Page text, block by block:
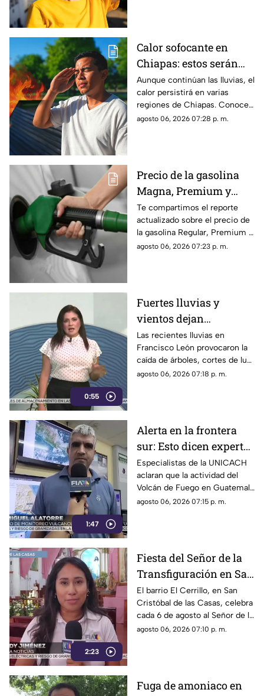
Calor sofocante en
Chiapas: estos serán
los municipios con las
temperaturas más altas
este viernes 7 de agosto
Aunque continúan las lluvias, el
calor persistirá en varias
regiones de Chiapas. Conoce
cuáles serán los municipios
agosto 06, 2026 07:28 p. m.
Precio de la gasolina
Magna, Premium y
Diésel en Chiapas:
costo por municipio
este viernes 7 de agosto
Te compartimos el reporte
actualizado sobre el precio de
la gasolina Regular, Premium y
Diésel en las estaciones de
agosto 06, 2026 07:23 p. m.
0:55
Fuertes lluvias y
vientos dejan
viviendas dañadas en
Francisco León,
Chiapas
Las recientes lluvias en
Francisco León provocaron la
caída de árboles, cortes de luz
y daños en casas de la
agosto 06, 2026 07:18 p. m.
1:47
Alerta en la frontera
sur: Esto dicen expertos
sobre el Volcán de
Fuego y la ceniza en
Chiapas
Especialistas de la UNICACH
aclaran que la actividad del
Volcán de Fuego en Guatemala
no representa peligro para
agosto 06, 2026 07:15 p. m.
2:23
Fiesta del Señor de la
Transfiguración en San
Cristóbal de las Casas:
Tradición y fe en El
Cerrillo
El barrio El Cerrillo, en San
Cristóbal de las Casas, celebra
cada 6 de agosto al Señor de la
Transfiguración con misas,
agosto 06, 2026 07:10 p. m.
Fuga de amoniaco en